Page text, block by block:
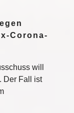
Corona-
will
Der Fall ist